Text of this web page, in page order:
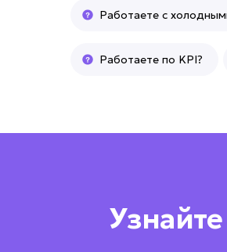
Работаете с
Работаете по KPI?